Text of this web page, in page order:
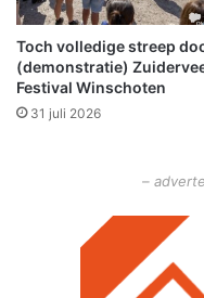
Toch volledige streep
(demonstratie)
Festival Winschoten
31 juli 2026
–